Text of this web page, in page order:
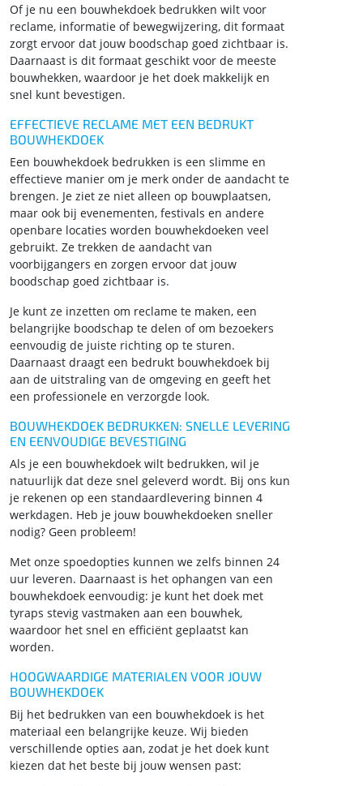
Of je nu een bouwhekdoek bedrukken wilt voor
reclame, informatie of bewegwijzering, dit formaat
zorgt ervoor dat jouw boodschap goed zichtbaar is.
Daarnaast is dit formaat geschikt voor de meeste
bouwhekken, waardoor je het doek makkelijk en
snel kunt bevestigen.
EFFECTIEVE RECLAME MET EEN BEDRUKT
BOUWHEKDOEK
Een bouwhekdoek bedrukken is een slimme en
effectieve manier om je merk onder de aandacht te
brengen. Je ziet ze niet alleen op bouwplaatsen,
maar ook bij evenementen, festivals en andere
openbare locaties worden bouwhekdoeken veel
gebruikt. Ze trekken de aandacht van
voorbijgangers en zorgen ervoor dat jouw
boodschap goed zichtbaar is.
Je kunt ze inzetten om reclame te maken, een
belangrijke boodschap te delen of om bezoekers
eenvoudig de juiste richting op te sturen.
Daarnaast draagt een bedrukt bouwhekdoek bij
aan de uitstraling van de omgeving en geeft het
een professionele en verzorgde look.
BOUWHEKDOEK BEDRUKKEN: SNELLE LEVERING
EN EENVOUDIGE BEVESTIGING
Als je een bouwhekdoek wilt bedrukken, wil je
natuurlijk dat deze snel geleverd wordt. Bij ons kun
je rekenen op een standaardlevering binnen 4
werkdagen. Heb je jouw bouwhekdoeken sneller
nodig? Geen probleem!
Met onze spoedopties kunnen we zelfs binnen 24
uur leveren. Daarnaast is het ophangen van een
bouwhekdoek eenvoudig: je kunt het doek met
tyraps stevig vastmaken aan een bouwhek,
waardoor het snel en efficiënt geplaatst kan
worden.
HOOGWAARDIGE MATERIALEN VOOR JOUW
BOUWHEKDOEK
Bij het bedrukken van een bouwhekdoek is het
materiaal een belangrijke keuze. Wij bieden
verschillende opties aan, zodat je het doek kunt
kiezen dat het beste bij jouw wensen past: